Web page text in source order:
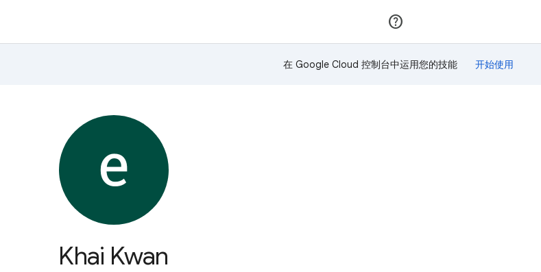
在 Google Cloud 控制台中运用您的技能
Khai Kwan